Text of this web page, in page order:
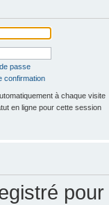
passe
confirmation
à chaque visite
en ligne pour cette session